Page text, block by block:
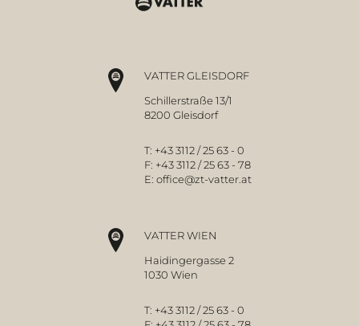
VATTER GLEISDORF
Schillerstraße 13/1
8200 Gleisdorf
T: +43 3112 / 25 63 - 0
F: +43 3112 / 25 63 - 78
E: office@zt-vatter.at
VATTER WIEN
Haidingergasse 2
1030 Wien
T: +43 3112 / 25 63 - 0